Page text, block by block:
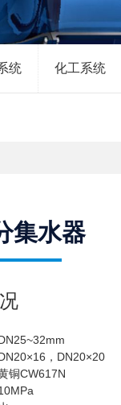
统 化工系统
集水器
，DN20×20
铜CW617N